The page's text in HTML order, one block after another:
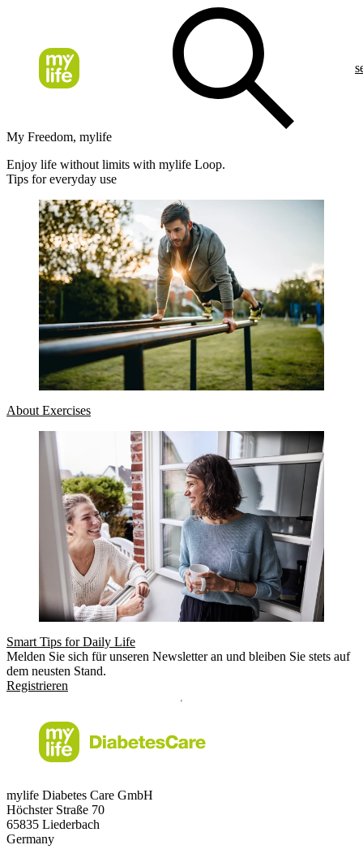
My Freedom, mylife
Enjoy life without limits with mylife Loop.
Tips for everyday use
About Exercises
Smart Tips for Daily Life
Melden Sie sich für unseren Newsletter an und bleiben Sie stets auf
dem neusten Stand.
Registrieren
mylife Diabetes Care GmbH
Höchster Straße 70
65835 Liederbach
Germany